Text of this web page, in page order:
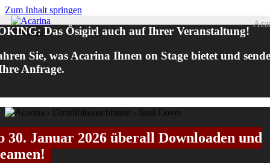
Zum Inhalt springen
MenüDas Ösigirl auch auf Ihrer Veranstaltung!
Sie, was Acarina Ihnen on Stage bietet und
Anfrage.
30. Januar 2026 überall Downloaden und